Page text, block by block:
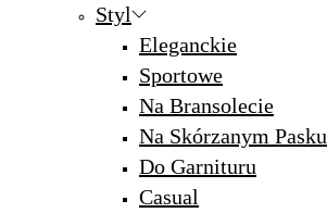
Styl
Eleganckie
Sportowe
Na Bransolecie
Na Skórzanym Pasku
Do Garnituru
Casual